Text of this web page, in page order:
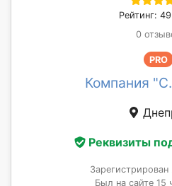
Рейтинг:
0
PRO
Компания
Реквизиты
Зарегистрирован
Был на сайте 15